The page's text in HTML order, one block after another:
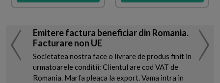
Emitere factura beneficiar din Romania.
Facturare non UE
Societatea nostra face o livrare de produs finit in
urmatoarele conditii: Clientul are cod VAT de
Romania. Marfa pleaca la export. Vama intra in